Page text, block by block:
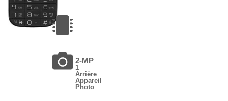
2-MP
1
Arrière
Appareil
Photo